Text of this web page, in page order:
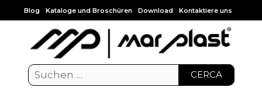
Blog Kataloge und Broschüren Download Kontaktiere uns
CERCA